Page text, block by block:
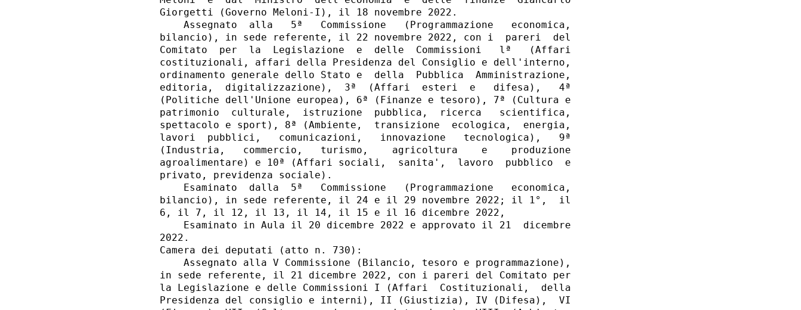
Giorgetti (Governo Meloni-I), il 18 novembre 2022.
    Assegnato  alla   5ª   Commissione   (Programmazione   economica,
bilancio), in sede referente, il 22 novembre 2022, con i  pareri  del
Comitato  per  la  Legislazione  e  delle  Commissioni   lª   (Affari
costituzionali, affari della Presidenza del Consiglio e dell'interno,
ordinamento generale dello Stato e  della  Pubblica  Amministrazione,
editoria,  digitalizzazione),  3ª  (Affari  esteri  e   difesa),   4ª
(Politiche dell'Unione europea), 6ª (Finanze e tesoro), 7ª (Cultura e
patrimonio  culturale,  istruzione  pubblica,  ricerca   scientifica,
spettacolo e sport), 8ª (Ambiente,  transizione  ecologica,  energia,
lavori  pubblici,   comunicazioni,   innovazione   tecnologica),   9ª
(Industria,   commercio,   turismo,    agricoltura    e    produzione
agroalimentare) e 10ª (Affari sociali,  sanita',  lavoro  pubblico  e
privato, previdenza sociale).
    Esaminato  dalla  5ª   Commissione   (Programmazione   economica,
bilancio), in sede referente, il 24 e il 29 novembre 2022; il 1°,  il
6, il 7, il 12, il 13, il 14, il 15 e il 16 dicembre 2022,
    Esaminato in Aula il 20 dicembre 2022 e approvato il 21  dicembre
2022.
Camera dei deputati (atto n. 730):
    Assegnato alla V Commissione (Bilancio, tesoro e programmazione),
in sede referente, il 21 dicembre 2022, con i pareri del Comitato per
la Legislazione e delle Commissioni I (Affari  Costituzionali,  della
Presidenza del consiglio e interni), II (Giustizia), IV (Difesa),  VI